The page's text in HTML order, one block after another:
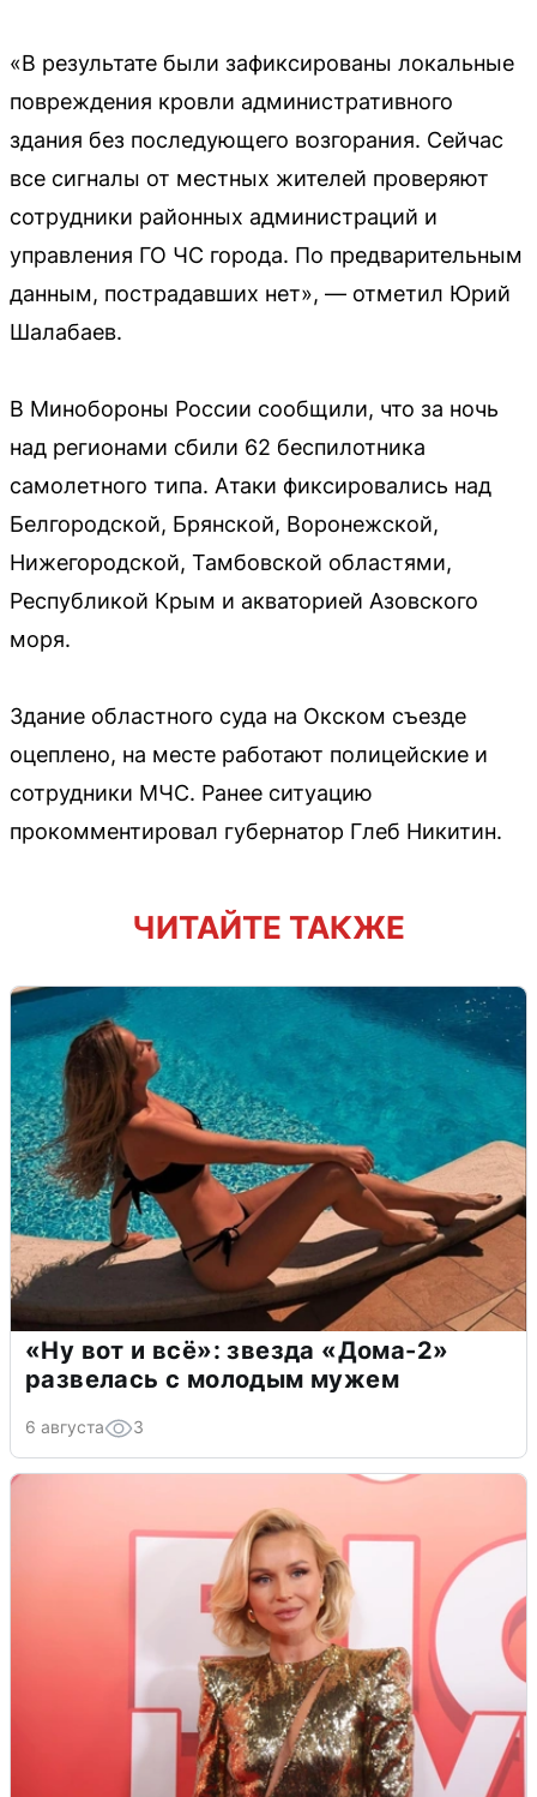
«В результате были зафиксированы локальные
повреждения кровли административного
здания без последующего возгорания. Сейчас
все сигналы от местных жителей проверяют
сотрудники районных администраций и
управления ГО ЧС города. По предварительным
данным, пострадавших нет», — отметил Юрий
Шалабаев.
В Минобороны России сообщили, что за ночь
над регионами сбили 62 беспилотника
самолетного типа. Атаки фиксировались над
Белгородской, Брянской, Воронежской,
Нижегородской, Тамбовской областями,
Республикой Крым и акваторией Азовского
моря.
Здание областного суда на Окском съезде
оцеплено, на месте работают полицейские и
сотрудники МЧС. Ранее ситуацию
прокомментировал губернатор Глеб Никитин.
ЧИТАЙТЕ ТАКЖЕ
«Ну вот и всё»: звезда «Дома-2»
развелась с молодым мужем
6 августа 3